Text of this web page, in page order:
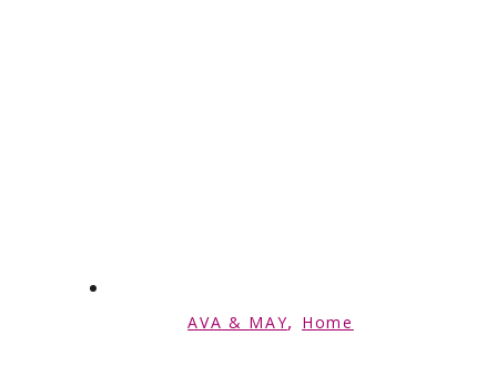
AVA & MAY, Home